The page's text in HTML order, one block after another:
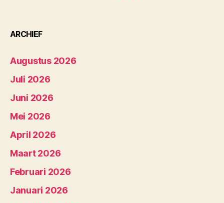
ARCHIEF
Augustus 2026
Juli 2026
Juni 2026
Mei 2026
April 2026
Maart 2026
Februari 2026
Januari 2026